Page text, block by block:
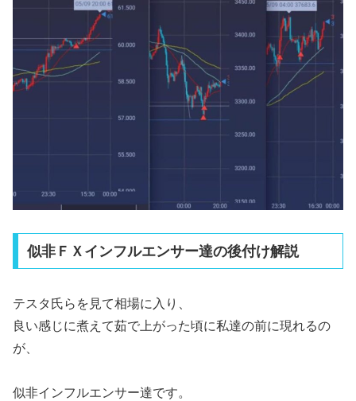
似非ＦＸインフルエンサー達の後付け解説
テスタ氏らを見て相場に入り、
良い感じに煮えて茹で上がった頃に私達の前に現れるの
が、
似非インフルエンサー達です。